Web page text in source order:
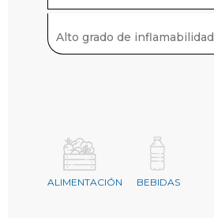
Alto grado de inflamabilidad
ALIMENTACIÓN BEBIDAS